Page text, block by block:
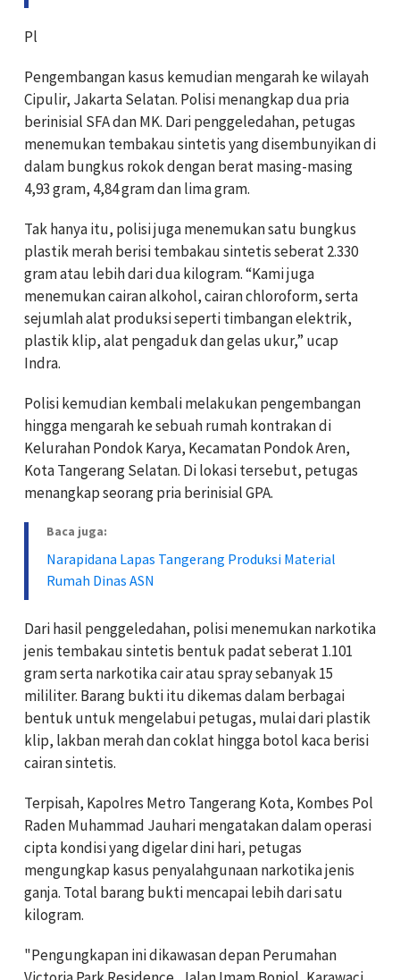
Pl
Pengembangan kasus kemudian mengarah ke wilayah
Cipulir, Jakarta Selatan. Polisi menangkap dua pria
berinisial SFA dan MK. Dari penggeledahan, petugas
menemukan tembakau sintetis yang disembunyikan di
dalam bungkus rokok dengan berat masing-masing
4,93 gram, 4,84 gram dan lima gram.
Tak hanya itu, polisi juga menemukan satu bungkus
plastik merah berisi tembakau sintetis seberat 2.330
gram atau lebih dari dua kilogram. “Kami juga
menemukan cairan alkohol, cairan chloroform, serta
sejumlah alat produksi seperti timbangan elektrik,
plastik klip, alat pengaduk dan gelas ukur,” ucap
Indra.
Polisi kemudian kembali melakukan pengembangan
hingga mengarah ke sebuah rumah kontrakan di
Kelurahan Pondok Karya, Kecamatan Pondok Aren,
Kota Tangerang Selatan. Di lokasi tersebut, petugas
menangkap seorang pria berinisial GPA.
Baca juga:
Narapidana Lapas Tangerang Produksi Material
Rumah Dinas ASN
Dari hasil penggeledahan, polisi menemukan narkotika
jenis tembakau sintetis bentuk padat seberat 1.101
gram serta narkotika cair atau spray sebanyak 15
mililiter. Barang bukti itu dikemas dalam berbagai
bentuk untuk mengelabui petugas, mulai dari plastik
klip, lakban merah dan coklat hingga botol kaca berisi
cairan sintetis.
Terpisah, Kapolres Metro Tangerang Kota, Kombes Pol
Raden Muhammad Jauhari mengatakan dalam operasi
cipta kondisi yang digelar dini hari, petugas
mengungkap kasus penyalahgunaan narkotika jenis
ganja. Total barang bukti mencapai lebih dari satu
kilogram.
"Pengungkapan ini dikawasan depan Perumahan